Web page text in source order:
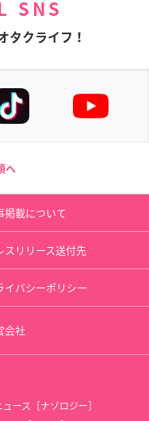
SNS
タクライフ！
へ
掲載について
スリリース送付先
イバシーポリシー
会社
ース［ナゾロジー］